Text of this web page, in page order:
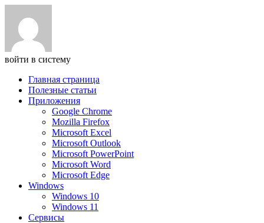
войти в систему
Главная страница
Полезные статьи
Приложения
Google Chrome
Mozilla Firefox
Microsoft Excel
Microsoft Outlook
Microsoft PowerPoint
Microsoft Word
Microsoft Edge
Windows
Windows 10
Windows 11
Сервисы